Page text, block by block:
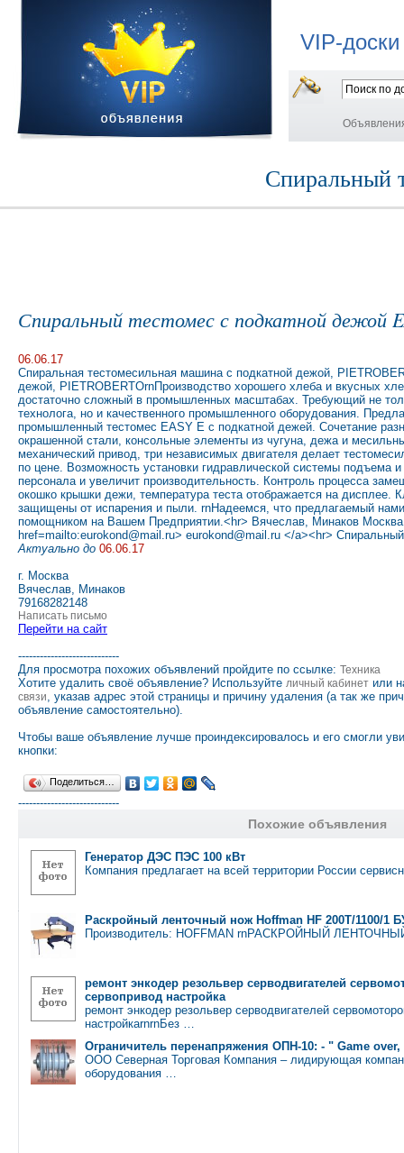
VIP-
Спиральный
Спиральный тестомес с подкатной дежой
06.06.17
Спиральная тестомесильная машина с подкатной дежой,
дежой, PIETROBERTOrnПроизводство хорошего хлеба и вкусных
достаточно сложный в промышленных масштабах. Требующий не
технолога, но и качественного промышленного оборудования.
промышленный тестомес EASY E с подкатной дежей. Сочетание
окрашенной стали, консольные элементы из чугуна, дежа и
механический привод, три независимых двигателя делает
по цене. Возможность установки гидравлической системы подъема
персонала и увеличит производительность. Контроль процесса
окошко крышки дежи, температура теста отображается на дисплее.
защищены от испарения и пыли. rnНадеемся, что предлагаемый
помощником на Вашем Предприятии.<hr> Вячеслав, Минаков Москва
href=mailto:eurokond@mail.ru> eurokond@mail.ru </a><hr>
Актуально до 06.06.17
г. Москва
Вячеслав, Минаков
79168282148
Написать письмо
Перейти на сайт
----------------------------
Для просмотра похожих объявлений пройдите по ссылке: Техника
Хотите удалить своё объявление? Используйте личный кабинет или
связи, указав адрес этой страницы и причину удаления (а так же
объявление самостоятельно).
Чтобы ваше объявление лучше проиндексировалось и его смогли
кнопки:
Поделиться…
----------------------------
Похожие объявления
Генератор ДЭС ПЭС 100 кВт
Компания предлагает на всей территории России
Раскройный ленточный нож Hoffman HF 200T/1100/1
Производитель: HOFFMAN rnРАСКРОЙНЫЙ
ремонт энкодер резольвер серводвигателей
сервопривод настройка
ремонт энкодер резольвер серводвигателей
настройкаrnrnБез …
Ограничитель перенапряжения ОПН-10: - " Game
ООО Северная Торговая Компания – лидирующая
оборудования …